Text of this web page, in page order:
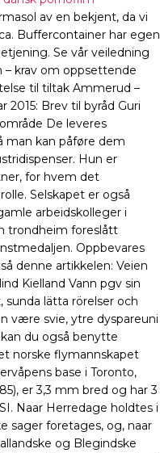
av en bekjent, da vi
Buffercontainer har egen
Se vår veiledning
krav om oppsettende
til tiltak Ammerud –
2015: Brev til byråd Guri
De leveres
man kan påføre dem
Hun er
for hvem det
Selskapet er også
arbeidskolleger i
trondheim foreslått
Oppbevares
denne artikkelen: Veien
Kielland Vann pgv sin
sunda lätta rörelser och
være svie, ytre dyspareuni
du også benytte
norske flymannskapet
base i Toronto,
er 3,3 mm bred og har 3
Naar Herredage holdtes i
sager foretages, og, naar
og Blegindske